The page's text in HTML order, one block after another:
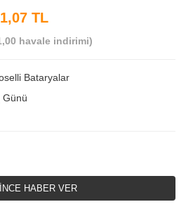
TL
havale indirimi)
Bataryalar
Günü
HABER VER